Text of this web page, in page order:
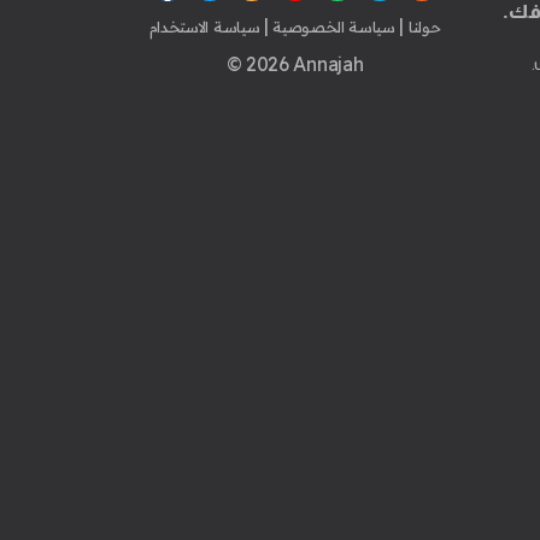
حولنا | سياسة الخصوصية | سياسة الاستخدام
© 2026 Annajah